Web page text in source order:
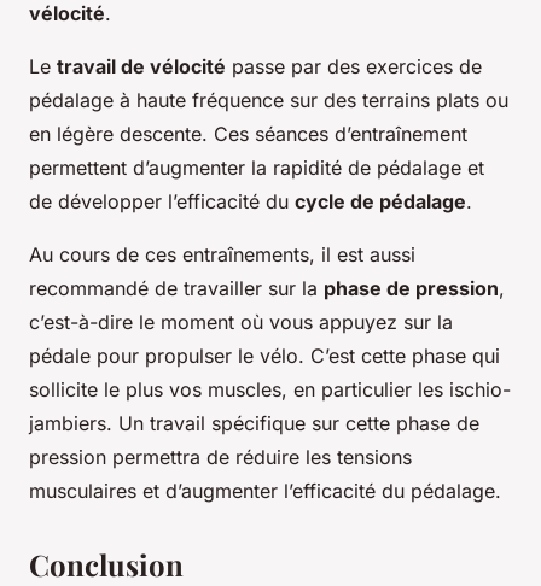
vélocité.
Le travail de vélocité passe par des exercices de
pédalage à haute fréquence sur des terrains plats ou
en légère descente. Ces séances d’entraînement
permettent d’augmenter la rapidité de pédalage et
de développer l’efficacité du cycle de pédalage.
Au cours de ces entraînements, il est aussi
recommandé de travailler sur la phase de pression,
c’est-à-dire le moment où vous appuyez sur la
pédale pour propulser le vélo. C’est cette phase qui
sollicite le plus vos muscles, en particulier les ischio-
jambiers. Un travail spécifique sur cette phase de
pression permettra de réduire les tensions
musculaires et d’augmenter l’efficacité du pédalage.
Conclusion